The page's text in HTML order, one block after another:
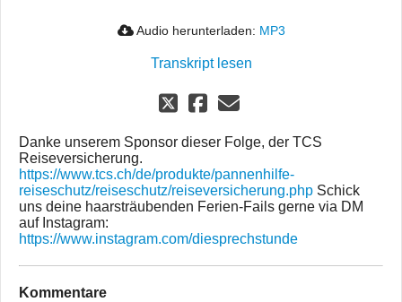
Audio herunterladen: MP3
Transkript lesen
Danke unserem Sponsor dieser Folge, der TCS
Reiseversicherung.
https://www.tcs.ch/de/produkte/pannenhilfe-
reiseschutz/reiseschutz/reiseversicherung.php Schick
uns deine haarsträubenden Ferien-Fails gerne via DM
auf Instagram:
https://www.instagram.com/diesprechstunde
Kommentare